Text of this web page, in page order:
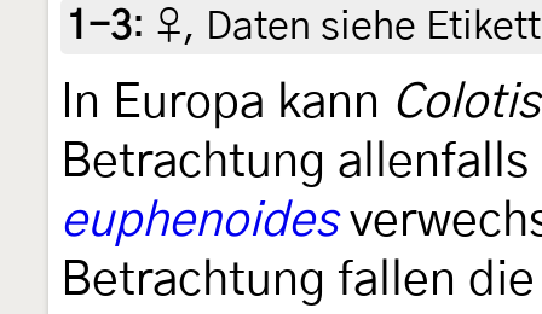
1-3: ♀, Daten siehe
In Europa kann
Betrachtung
euphenoides
Betrachtung fallen